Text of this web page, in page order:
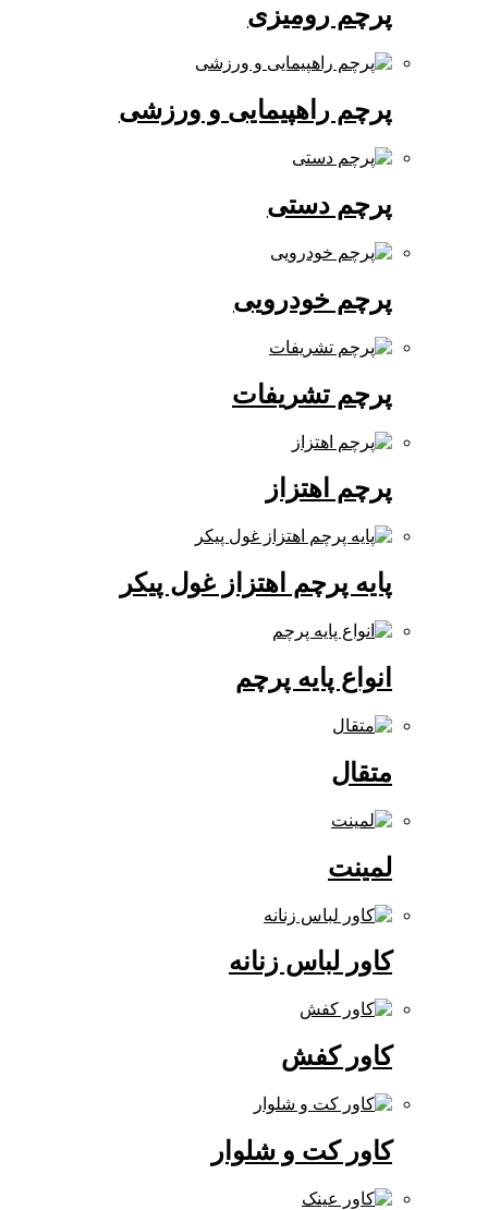
پرچم رومیزی
پرچم راهپیمایی و ورزشی
پرچم دستی
پرچم خودرویی
پرچم تشریفات
پرچم اهتزاز
پایه پرچم اهتزاز غول پیکر
انواع پایه پرچم
کاور لباس زنانه
کاور کفش
کاور کت و شلوار